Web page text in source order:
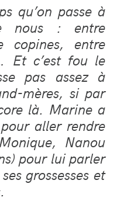
qu’on passe à
nous : entre
copines, entre
Et c’est fou le
pas assez à
mères, si par
là. Marine a
aller rendre
Nanou
pour lui parler
grossesses et